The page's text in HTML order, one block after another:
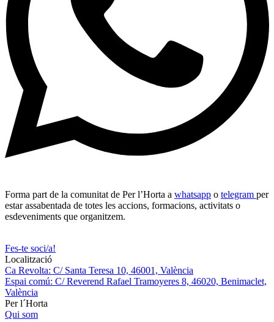
Forma part de la comunitat de Per l’Horta a whatsapp o telegram per
estar assabentada de totes les accions, formacions, activitats o
esdeveniments que organitzem.
Fes-te soci/a!
Localització
Ca Revolta: C/ Santa Teresa 10, 46001, València
Espai comú: C/ Reverend Rafael Tramoyeres 8, 46020, Benimaclet,
València
Per l´Horta
Qui som